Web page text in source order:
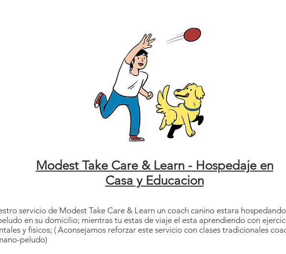
Modest Take Care & Learn - Hospedaje en
Casa y Educacion
servicio de Modest Take Care & Learn un coach canino estara
en su domicilio; mientras tu estas de viaje el esta aprendiendo con
y fisicos; ( Aconsejamos reforzar este servicio con clases tradicionales
peludo)